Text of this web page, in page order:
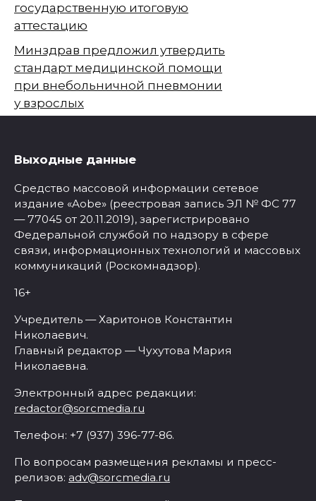
государственную итоговую
аттестацию
Минздрав предложил утвердить
стандарт медицинской помощи
при внебольничной пневмонии
у взрослых
Выходные данные
Средство массовой информации сетевое
издание «Aobe» (реестровая запись ЭЛ № ФС 77
— 77045 от 20.11.2019), зарегистрировано
Федеральной службой по надзору в сфере
связи, информационных технологий и массовых
коммуникаций (Роскомнадзор).
16+
Учредитель — Харитонов Константин
Николаевич.
Главный редактор — Чухутова Мария
Николаевна.
Электронный адрес редакции:
redactor@sorcmedia.ru
Телефон: +7 (937) 396-77-86.
По вопросам размещения рекламы и пресс-
релизов: adv@sorcmedia.ru